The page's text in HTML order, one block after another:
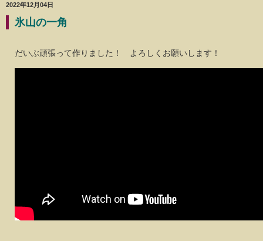
2022年12月04日
氷山の一角
だいぶ頑張って作りました！ よろしくお願いします！